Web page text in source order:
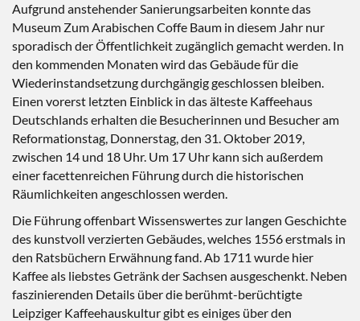
Aufgrund anstehender Sanierungsarbeiten konnte das
Museum Zum Arabischen Coffe Baum in diesem Jahr nur
sporadisch der Öffentlichkeit zugänglich gemacht werden. In
den kommenden Monaten wird das Gebäude für die
Wiederinstandsetzung durchgängig geschlossen bleiben.
Einen vorerst letzten Einblick in das älteste Kaffeehaus
Deutschlands erhalten die Besucherinnen und Besucher am
Reformationstag, Donnerstag, den 31. Oktober 2019,
zwischen 14 und 18 Uhr. Um 17 Uhr kann sich außerdem
einer facettenreichen Führung durch die historischen
Räumlichkeiten angeschlossen werden.
Die Führung offenbart Wissenswertes zur langen Geschichte
des kunstvoll verzierten Gebäudes, welches 1556 erstmals in
den Ratsbüchern Erwähnung fand. Ab 1711 wurde hier
Kaffee als liebstes Getränk der Sachsen ausgeschenkt. Neben
faszinierenden Details über die berühmt-berüchtigte
Leipziger Kaffeehauskultur gibt es einiges über den